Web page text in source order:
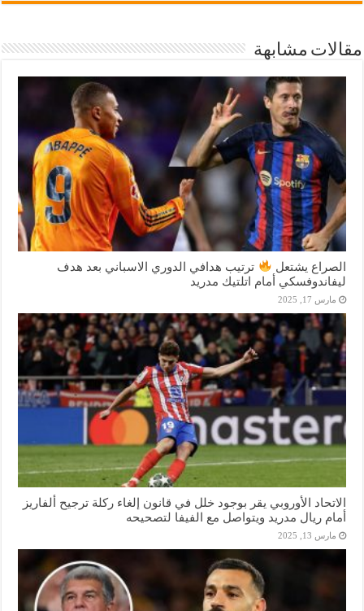
مقالات مشابهة
الصراع يشتعل
ترتيب هدافي الدوري الاسباني بعد هدف
ليفاندوفسكي أمام اتلتيك مدريد
مارس 17, 2025
الاتحاد الأوروبي يقر بوجود خلل في قانون إلغاء ركلة ترجيح ألفاريز
أمام ريال مدريد ويتواصل مع الفيفا لتصحيحه
مارس 13, 2025